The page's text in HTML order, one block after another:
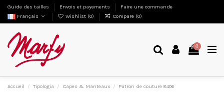
Guide des tailles Envois et payements
Faire une commande
Français
Wishlist (0) Compare (0)
0
Accueil Tipologia Capes & Manteaux Patron de couture 8406